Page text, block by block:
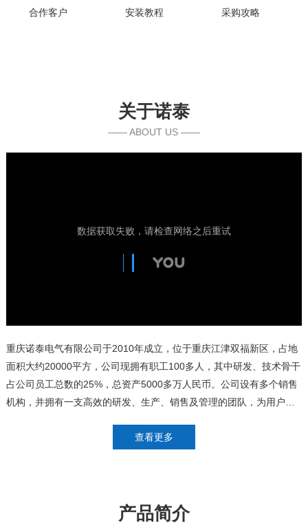
合作客户 安装教程 采购攻略
关于诺泰
—— ABOUT US ——
重庆诺泰电气有限公司于2010年成立，位于重庆江津双福新区，占地
面积大约20000平方，公司现拥有职工100多人，其中研发、技术骨干
占公司员工总数的25%，总资产5000多万人民币。公司设有多个销售
机构，并拥有一支高效的研发、生产、销售及管理的团队，为用户提
查看更多
产品简介